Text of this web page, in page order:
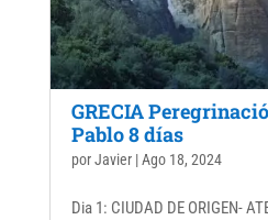
GRECIA
Pablo 8 días
porJavier|Ago 18, 2024
Dia 1: CIUDAD DE ORIGEN-